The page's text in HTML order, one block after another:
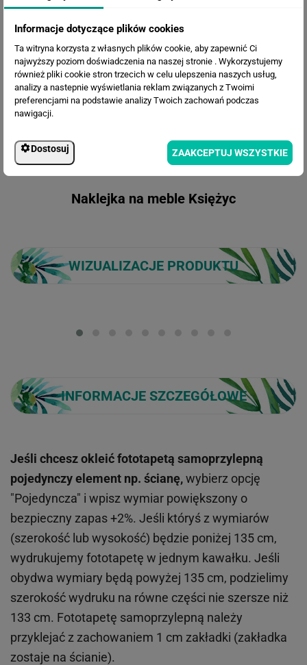
OPIS ZDJĘCIA
Naklejka na meble Księżyc
WIZUALIZACJE PRODUKTU
INFORMACJE SZCZEGÓŁOWE
Jeśli chcesz okleić fototapetą samoprzylepną
pojedynczy element np. ścianę,wybierz opcję
"Pojedyncza" i wpisz wymiar powiększony o
bezpieczny zapas +2%. Jeśli któryś z wymiarów
(szerokość lub wysokość) będzie poniżej 135 cm,
wydrukujemy fototapetę w jednym kawałku. Jeśli
obydwa wymiary będą powyżej 135 cm, podzielimy
szerokość wydruku na równe części nie szersze niż
133 cm. Fototapetę samoprzylepną należy
przyklejać z zachowaniem 1 cm zakładki (zakładka
zostaje na ścianie).
Informacje dotyczące plików cookies
Ta witryna korzysta z własnych plików cookie, aby zapewnić Ci
najwyższy poziom doświadczenia na naszej stronie . Wykorzystujemy
również pliki cookie stron trzecich w celu ulepszenia naszych usług,
analizy a nastepnie wyświetlania reklam związanych z Twoimi
preferencjami na podstawie analizy Twoich zachowań podczas
nawigacji.
Dostosuj ZAAKCEPTUJ WSZYSTKIE